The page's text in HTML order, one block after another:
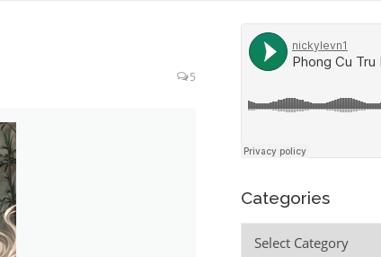
5
Categories
Categories